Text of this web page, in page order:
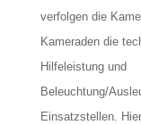
verfolgen die
Kameraden die
Hilfeleistung und
Beleuchtung/
Einsatzstellen.